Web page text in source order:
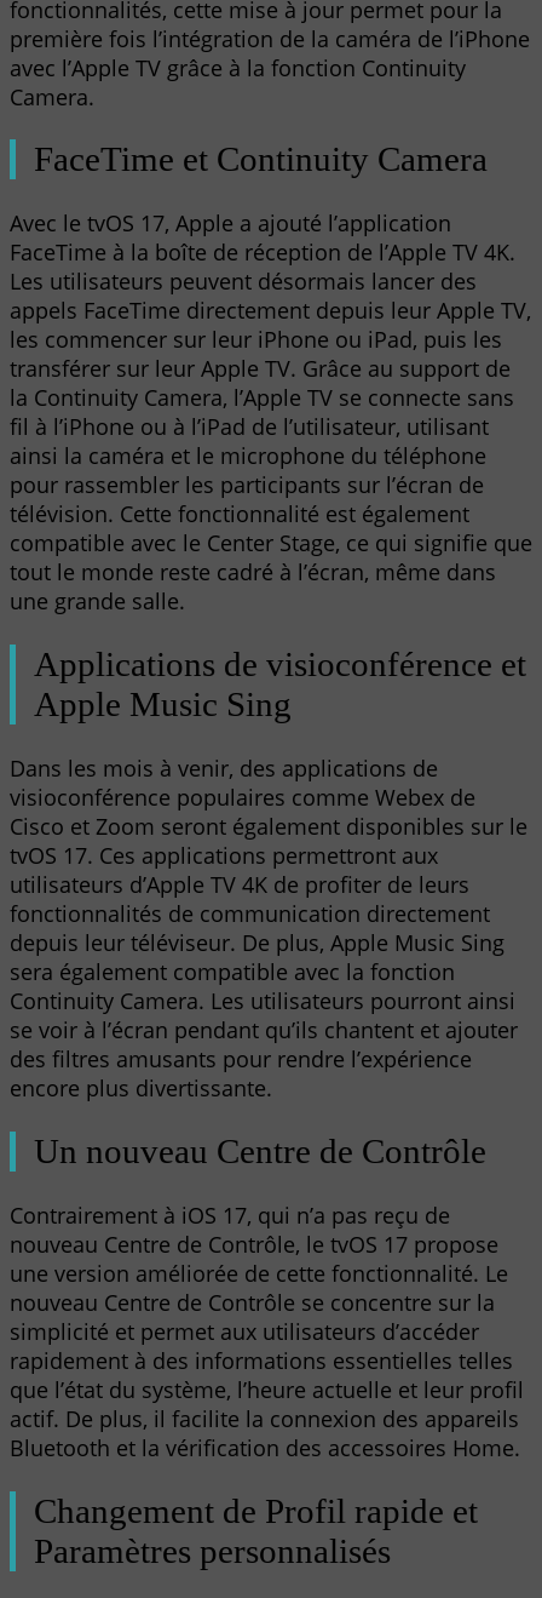
fonctionnalités, cette mise à jour permet pour la
première fois l’intégration de la caméra de l’iPhone
avec l’Apple TV grâce à la fonction Continuity
Camera.
FaceTime et Continuity Camera
Avec le tvOS 17, Apple a ajouté l’application
FaceTime à la boîte de réception de l’Apple TV 4K.
Les utilisateurs peuvent désormais lancer des
appels FaceTime directement depuis leur Apple TV,
les commencer sur leur iPhone ou iPad, puis les
transférer sur leur Apple TV. Grâce au support de
la Continuity Camera, l’Apple TV se connecte sans
fil à l’iPhone ou à l’iPad de l’utilisateur, utilisant
ainsi la caméra et le microphone du téléphone
pour rassembler les participants sur l’écran de
télévision. Cette fonctionnalité est également
compatible avec le Center Stage, ce qui signifie que
tout le monde reste cadré à l’écran, même dans
une grande salle.
Applications de visioconférence et
Apple Music Sing
Dans les mois à venir, des applications de
visioconférence populaires comme Webex de
Cisco et Zoom seront également disponibles sur le
tvOS 17. Ces applications permettront aux
utilisateurs d’Apple TV 4K de profiter de leurs
fonctionnalités de communication directement
depuis leur téléviseur. De plus, Apple Music Sing
sera également compatible avec la fonction
Continuity Camera. Les utilisateurs pourront ainsi
se voir à l’écran pendant qu’ils chantent et ajouter
des filtres amusants pour rendre l’expérience
encore plus divertissante.
Un nouveau Centre de Contrôle
Contrairement à iOS 17, qui n’a pas reçu de
nouveau Centre de Contrôle, le tvOS 17 propose
une version améliorée de cette fonctionnalité. Le
nouveau Centre de Contrôle se concentre sur la
simplicité et permet aux utilisateurs d’accéder
rapidement à des informations essentielles telles
que l’état du système, l’heure actuelle et leur profil
actif. De plus, il facilite la connexion des appareils
Bluetooth et la vérification des accessoires Home.
Changement de Profil rapide et
Paramètres personnalisés